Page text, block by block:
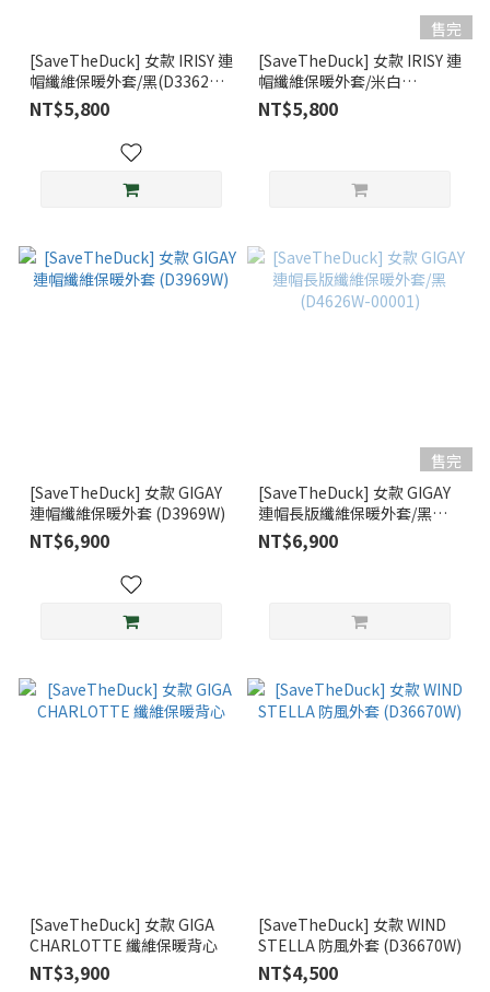
[SaveTheDuck] 女款 IRISY 連
帽纖維保暖外套/黑(D3362WI-
00001)
NT$5,800
售完
[SaveTheDuck] 女款 IRISY 連
帽纖維保暖外套/米白
(D3362WI-00125)
NT$5,800
[SaveTheDuck] 女款 GIGAY
連帽纖維保暖外套 (D3969W)
NT$6,900
售完
[SaveTheDuck] 女款 GIGAY
連帽長版纖維保暖外套/黑
(D4626W-00001)
NT$6,900
[SaveTheDuck] 女款 GIGA
CHARLOTTE 纖維保暖背心
NT$3,900
[SaveTheDuck] 女款 WIND
STELLA 防風外套 (D36670W)
NT$4,500